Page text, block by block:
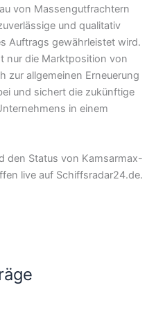
von Massengutfrachtern
und qualitativ
Auftrags gewährleistet wird.
nur die Marktposition von
zur allgemeinen Erneuerung
und sichert die zukünftige
in einem
den Status von Kamsarmax-
live auf Schiffsradar24.de.